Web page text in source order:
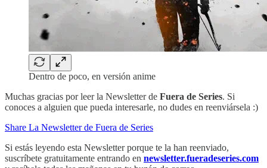
Dentro de poco, en versión anime
Muchas gracias por leer la Newsletter de Fuera de Series. Si
conoces a alguien que pueda interesarle, no dudes en reenviársela :)
Share La Newsletter de Fuera de Series
Si estás leyendo esta Newsletter porque te la han reenviado,
suscríbete gratuitamente entrando en newsletter.fueradeseries.com